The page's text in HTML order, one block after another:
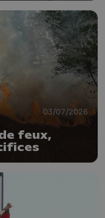
03/07/2026
feux,